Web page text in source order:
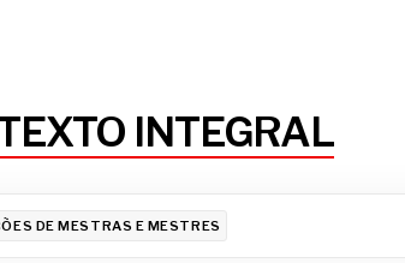
INTEGRAL
DE MESTRAS E MESTRES